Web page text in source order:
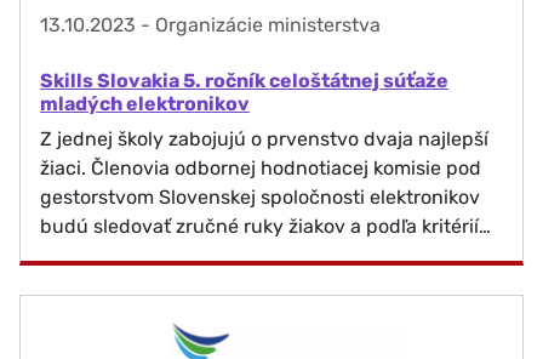
13.10.2023 - Organizácie ministerstva
Skills Slovakia 5. ročník celoštátnej súťaže
mladých elektronikov
Z jednej školy zabojujú o prvenstvo dvaja najlepší
žiaci. Členovia odbornej hodnotiacej komisie pod
gestorstvom Slovenskej spoločnosti elektronikov
budú sledovať zručné ruky žiakov a podľa kritérií…